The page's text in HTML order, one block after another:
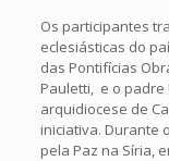
Os participantes
eclesiásticas do
das Pontifícias
Pauletti, e o padre
arquidiocese de
iniciativa. Durante
pela Paz na Síria,